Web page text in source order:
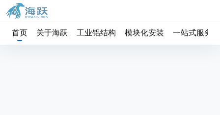
首页 关于海跃 工业铝结构 模块化安装 一站式服务